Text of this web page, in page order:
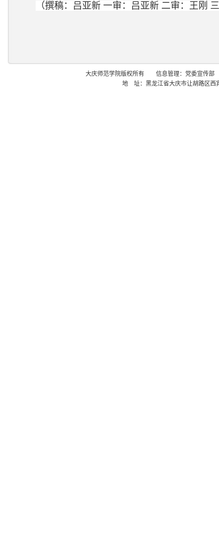
（撰稿：吕亚新 一审：吕亚新 二审：王刚
大庆师范学院版权所有 信息管理：党委宣传
地 址：黑龙江省大庆市让胡路区